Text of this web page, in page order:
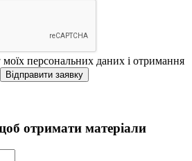
персональних даних і отримання
отримати матеріали